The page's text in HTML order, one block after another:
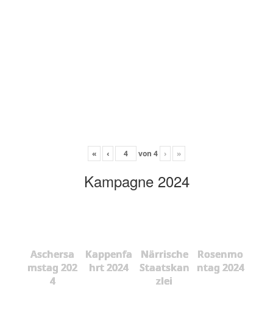
« ‹ von 4 › »
Kampagne 2024
Aschersa
mstag 202
4
Kappenfa
hrt 2024
Närrische
Staatskan
zlei
Rosenmo
ntag 2024